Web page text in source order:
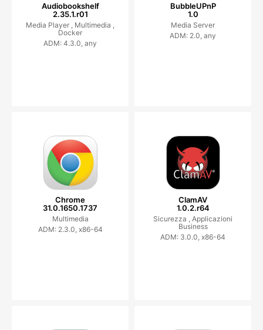
Audiobookshelf
2.35.1.r01
Media Player , Multimedia ,
Docker
ADM: 4.3.0, any
BubbleUPnP
1.0
Media Server
ADM: 2.0, any
Chrome
31.0.1650.1737
Multimedia
ADM: 2.3.0, x86-64
ClamAV
1.0.2.r64
Sicurezza , Applicazioni
Business
ADM: 3.0.0, x86-64